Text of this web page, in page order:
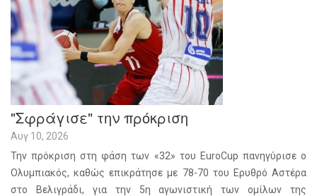
"Σφράγισε" την πρόκριση
Αυγ 10, 2026
Την πρόκριση στη φάση των «32» του EuroCup πανηγύρισε ο
Ολυμπιακός, καθώς επικράτησε με 78-70 του Ερυθρό Αστέρα
στο Βελιγράδι, για την 5η αγωνιστική των ομίλων της